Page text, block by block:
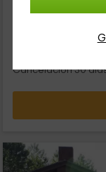
Cancelación 30